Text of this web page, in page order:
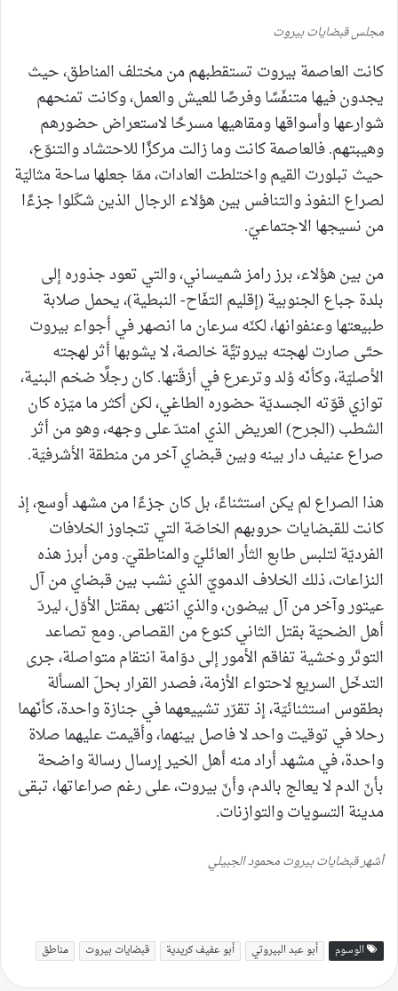
مجلس قبضايات بيروت
كانت العاصمة بيروت تستقطبهم من مختلف المناطق، حيث
يجدون فيها متنفّسًا وفرصًا للعيش والعمل، وكانت تمنحهم
شوارعها وأسواقها ومقاهيها مسرحًا لاستعراض حضورهم
وهيبتهم. فالعاصمة كانت وما زالت مركزًا للاحتشاد والتنوّع،
حيث تبلورت القيم واختلطت العادات، ممّا جعلها ساحة مثاليّة
لصراع النفوذ والتنافس بين هؤلاء الرجال الذين شكّلوا جزءًا
من نسيجها الاجتماعيّ.
من بين هؤلاء، برز رامز شميساني، والتي تعود جذوره إلى
بلدة جباع الجنوبية (إقليم التفّاح- النبطية)، يحمل صلابة
طبيعتها وعنفوانها، لكنّه سرعان ما انصهر في أجواء بيروت
حتّى صارت لهجته بيروتيًّة خالصة، لا يشوبها أثر لهجته
الأصليّة، وكأنّه وُلد وترعرع في أزقّتها. كان رجلًا ضخم البنية،
توازي قوّته الجسديّة حضوره الطاغي، لكن أكثر ما ميّزه كان
الشطب (الجرح) العريض الذي امتدّ على وجهه، وهو من أثر
صراع عنيف دار بينه وبين قبضاي آخر من منطقة الأشرفيّة.
هذا الصراع لم يكن استثناءً، بل كان جزءًا من مشهد أوسع، إذ
كانت للقبضايات حروبهم الخاصّة التي تتجاوز الخلافات
الفرديّة لتلبس طابع الثأر العائليّ والمناطقيّ. ومن أبرز هذه
النزاعات، ذلك الخلاف الدمويّ الذي نشب بين قبضاي من آل
عيتور وآخر من آل بيضون، والذي انتهى بمقتل الأوّل، ليردّ
أهل الضحيّة بقتل الثاني كنوع من القصاص. ومع تصاعد
التوتّر وخشية تفاقم الأمور إلى دوّامة انتقام متواصلة، جرى
التدخّل السريع لاحتواء الأزمة، فصدر القرار بحلّ المسألة
بطقوس استثنائيّة، إذ تقرّر تشييعهما في جنازة واحدة، كأنّهما
رحلا في توقيت واحد لا فاصل بينهما، وأقيمت عليهما صلاة
واحدة، في مشهد أراد منه أهل الخير إرسال رسالة واضحة
بأنّ الدم لا يعالج بالدم، وأنّ بيروت، على رغم صراعاتها، تبقى
مدينة التسويات والتوازنات.
أشهر قبضايات بيروت محمود الجبيلي
الوسوم أبو عبد البيروتي أبو عفيف كريدية قبضايات بيروت مناطق